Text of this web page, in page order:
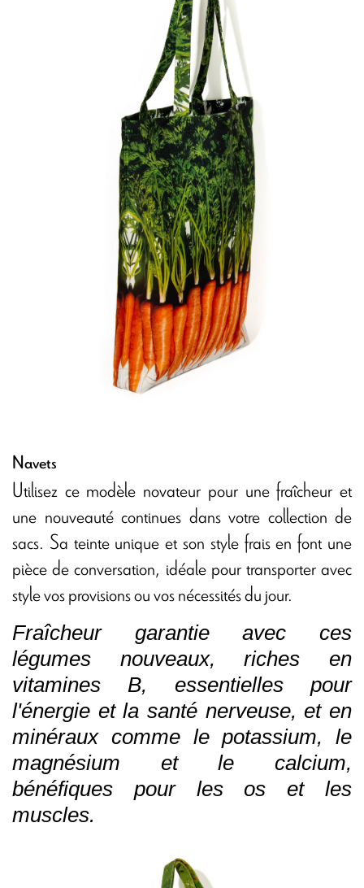
Navets
Utilisez ce modèle novateur pour une fraîcheur et
une nouveauté continues dans votre collection de
sacs. Sa teinte unique et son style frais en font une
pièce de conversation, idéale pour transporter avec
style vos provisions ou vos nécessités du jour.
Fraîcheur garantie avec ces
légumes nouveaux, riches en
vitamines B, essentielles pour
l'énergie et la santé nerveuse, et en
minéraux comme le potassium, le
magnésium et le calcium,
bénéfiques pour les os et les
muscles.